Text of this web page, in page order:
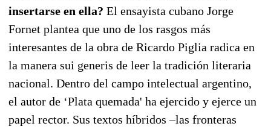
insertarse en ella? El ensayista cubano Jorge
Fornet plantea que uno de los rasgos más
interesantes de la obra de Ricardo Piglia radica en
la manera sui generis de leer la tradición literaria
nacional. Dentro del campo intelectual argentino,
el autor de ‘Plata quemada' ha ejercido y ejerce un
papel rector. Sus textos híbridos –las fronteras